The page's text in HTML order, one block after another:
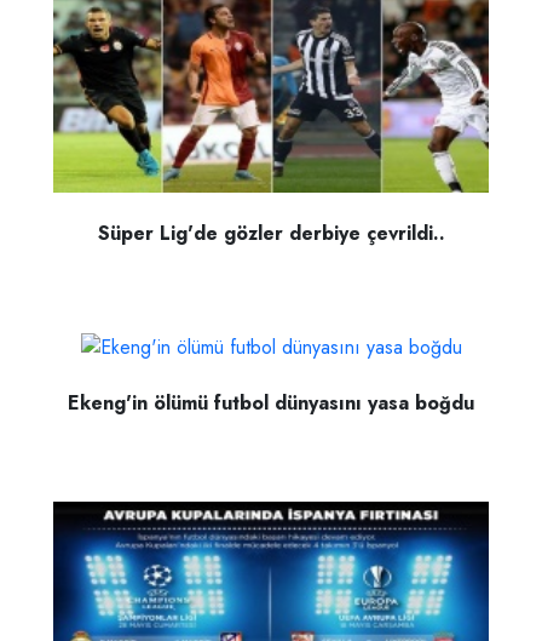
Süper Lig'de gözler derbiye çevrildi..
Ekeng'in ölümü futbol dünyasını yasa boğdu